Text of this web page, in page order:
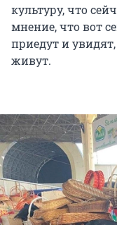
культуру, что
мнение, что вот
приедут и
живут.